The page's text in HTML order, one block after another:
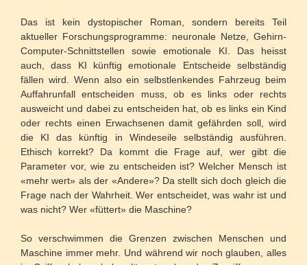
Das ist kein dystopischer Roman, sondern bereits Teil
aktueller Forschungsprogramme: neuronale Netze, Gehirn-
Computer-Schnittstellen sowie emotionale KI. Das heisst
auch, dass KI künftig emotionale Entscheide selbständig
fällen wird. Wenn also ein selbstlenkendes Fahrzeug beim
Auffahrunfall entscheiden muss, ob es links oder rechts
ausweicht und dabei zu entscheiden hat, ob es links ein Kind
oder rechts einen Erwachsenen damit gefährden soll, wird
die KI das künftig in Windeseile selbständig ausführen.
Ethisch korrekt? Da kommt die Frage auf, wer gibt die
Parameter vor, wie zu entscheiden ist? Welcher Mensch ist
«mehr wert» als der «Andere»? Da stellt sich doch gleich die
Frage nach der Wahrheit. Wer entscheidet, was wahr ist und
was nicht? Wer «füttert» die Maschine?
So verschwimmen die Grenzen zwischen Menschen und
Maschine immer mehr. Und während wir noch glauben, alles